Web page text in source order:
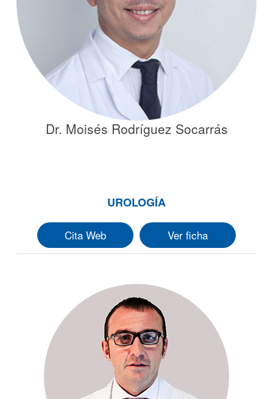
Dr. Moisés Rodríguez Socarrás
UROLOGÍA
Cita Web Ver ficha